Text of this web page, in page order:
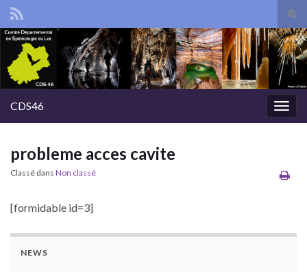
Search for:
CDS46
probleme acces cavite
Classé dans Non classé
[formidable id=3]
NEWS